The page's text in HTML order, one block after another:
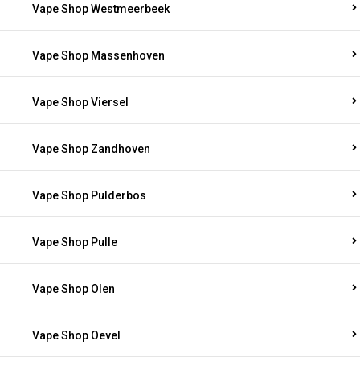
Vape Shop Westmeerbeek
Vape Shop Massenhoven
Vape Shop Viersel
Vape Shop Zandhoven
Vape Shop Pulderbos
Vape Shop Pulle
Vape Shop Olen
Vape Shop Oevel